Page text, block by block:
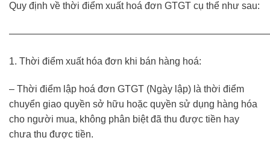
Quy định về thời điểm xuất hoá đơn GTGT cụ thể như sau:
1. Thời điểm xuất hóa đơn khi bán hàng hoá:
– Thời điểm lập hoá đơn GTGT (Ngày lập) là thời điểm
chuyển giao quyền sở hữu hoặc quyền sử dụng hàng hóa
cho người mua, không phân biệt đã thu được tiền hay
chưa thu được tiền.